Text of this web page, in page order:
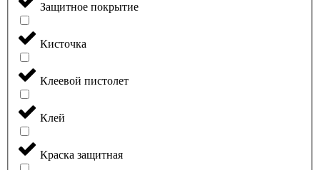
Защитное покрытие
Кисточка
Клеевой пистолет
Клей
Краска защитная